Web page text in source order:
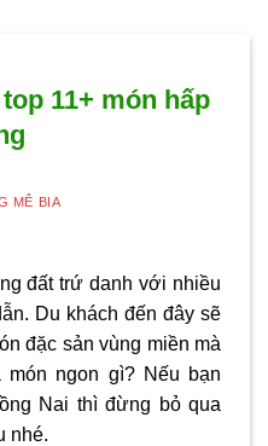
11+ món hấp
MÊ BIA
đất trứ danh với nhiều
Du khách đến đây sẽ
đặc sản vùng miền mà
ngon gì? Nếu bạn
Nai thì đừng bỏ qua
nhé.